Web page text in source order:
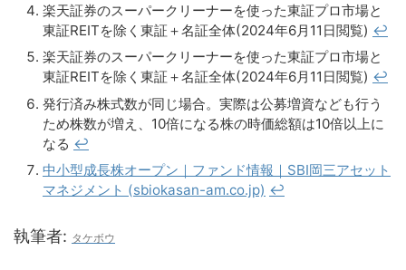
楽天証券のスーパークリーナーを使った東証プロ市場と
東証REITを除く東証＋名証全体(2024年6月11日閲覧) ↩︎
楽天証券のスーパークリーナーを使った東証プロ市場と
東証REITを除く東証＋名証全体(2024年6月11日閲覧) ↩︎
発行済み株式数が同じ場合。実際は公募増資なども行う
ため株数が増え、10倍になる株の時価総額は10倍以上に
なる ↩︎
中小型成長株オープン｜ファンド情報｜SBI岡三アセット
マネジメント (sbiokasan-am.co.jp) ↩︎
執筆者: タケボウ